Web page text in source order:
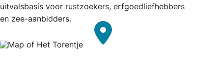
uitvalsbasis voor rustzoekers, erfgoedliefhebbers
en zee-aanbidders.